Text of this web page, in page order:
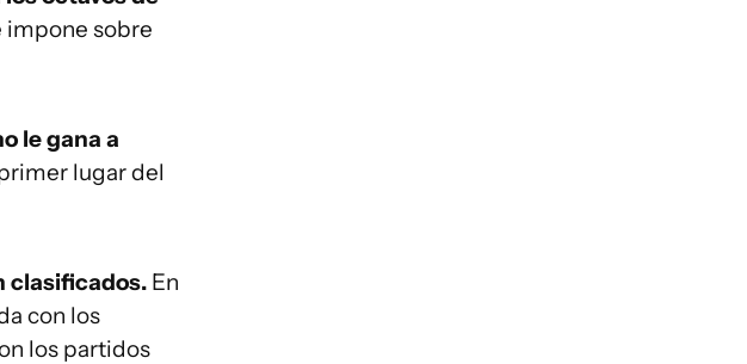
impone sobre
le gana a
lugar del
clasificados. En
con los
los partidos